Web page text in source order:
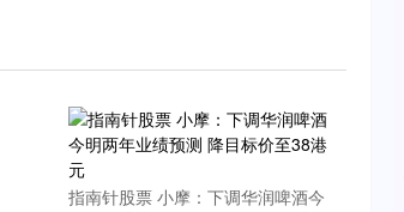
指南针股票 小摩：下调华润啤酒今